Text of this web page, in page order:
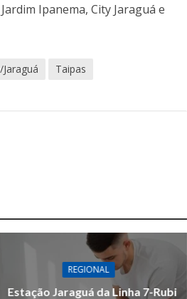
Ipanema, City Jaraguá e
Taipas
REGIONAL
Estação Jaraguá da Linha 7-Rubi